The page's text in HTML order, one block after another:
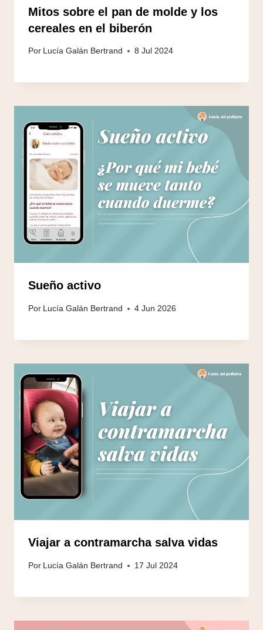
Mitos sobre el pan de molde y los
cereales en el biberón
Por Lucía Galán Bertrand 8 Jul 2024
Sueño activo
Por Lucía Galán Bertrand 4 Jun 2026
Viajar a contramarcha salva vidas
Por Lucía Galán Bertrand 17 Jul 2024